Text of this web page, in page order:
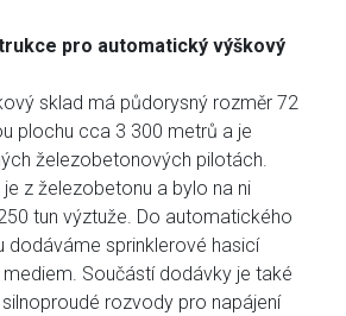
pro automatický výškový
sklad má půdorysný rozměr 72
plochu cca 3 300 metrů a je
železobetonových pilotách.
z železobetonu a bylo na ni
tun výztuže. Do automatického
dodáváme sprinklerové hasicí
Součástí dodávky je také
rozvody pro napájení